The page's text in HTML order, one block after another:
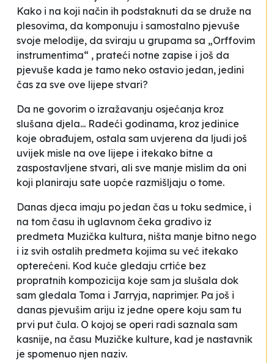
Kako i na koji način ih podstaknuti da se druže na
plesovima, da komponuju i samostalno pjevuše
svoje melodije, da sviraju u grupama sa „Orffovim
instrumentima“ , prateći notne zapise i još da
pjevuše kada je tamo neko ostavio jedan, jedini
čas za sve ove lijepe stvari?
Da ne govorim o izražavanju osjećanja kroz
slušana djela... Radeći godinama, kroz jedinice
koje obrađujem, ostala sam uvjerena da ljudi još
uvijek misle na ove lijepe i itekako bitne a
zaspostavljene stvari, ali sve manje mislim da oni
koji planiraju sate uopće razmišljaju o tome.
Danas djeca imaju po jedan čas u toku sedmice, i
na tom času ih uglavnom čeka gradivo iz
predmeta Muzička kultura, ništa manje bitno nego
i iz svih ostalih predmeta kojima su već itekako
opterećeni. Kod kuće gledaju crtiće bez
propratnih kompozicija koje sam ja slušala dok
sam gledala Toma i Jarryja, naprimjer. Pa još i
danas pjevušim ariju iz jedne opere koju sam tu
prvi put čula. O kojoj se operi radi saznala sam
kasnije, na času Muzičke kulture, kad je nastavnik
je spomenuo njen naziv.